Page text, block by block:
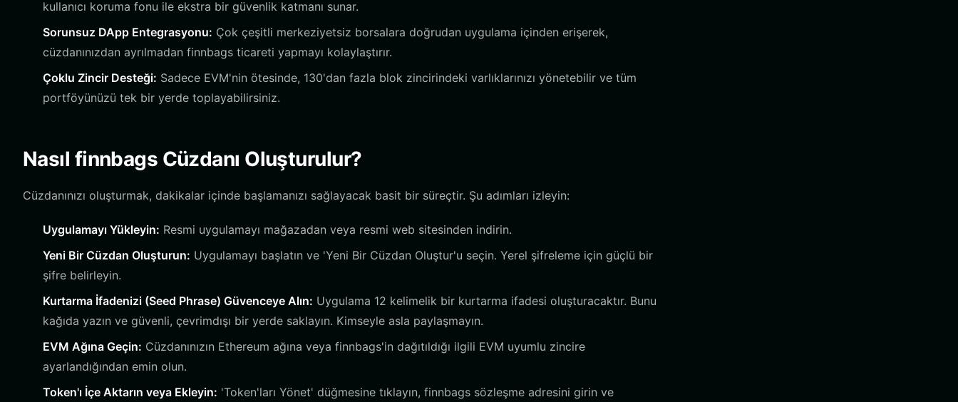
kullanıcı koruma fonu ile ekstra bir güvenlik katmanı sunar.
Sorunsuz DApp Entegrasyonu: Çok çeşitli merkeziyetsiz borsalara doğrudan uygulama içinden erişerek,
cüzdanınızdan ayrılmadan finnbags ticareti yapmayı kolaylaştırır.
Çoklu Zincir Desteği: Sadece EVM'nin ötesinde, 130'dan fazla blok zincirindeki varlıklarınızı yönetebilir ve tüm
portföyünüzü tek bir yerde toplayabilirsiniz.
Nasıl finnbags Cüzdanı Oluşturulur?
Cüzdanınızı oluşturmak, dakikalar içinde başlamanızı sağlayacak basit bir süreçtir. Şu adımları izleyin:
Uygulamayı Yükleyin: Resmi uygulamayı mağazadan veya resmi web sitesinden indirin.
Yeni Bir Cüzdan Oluşturun: Uygulamayı başlatın ve 'Yeni Bir Cüzdan Oluştur'u seçin. Yerel şifreleme için güçlü bir
şifre belirleyin.
Kurtarma İfadenizi (Seed Phrase) Güvenceye Alın: Uygulama 12 kelimelik bir kurtarma ifadesi oluşturacaktır. Bunu
kağıda yazın ve güvenli, çevrimdışı bir yerde saklayın. Kimseyle asla paylaşmayın.
EVM Ağına Geçin: Cüzdanınızın Ethereum ağına veya finnbags'in dağıtıldığı ilgili EVM uyumlu zincire
ayarlandığından emin olun.
Token'ı İçe Aktarın veya Ekleyin: 'Token'ları Yönet' düğmesine tıklayın, finnbags sözleşme adresini girin ve